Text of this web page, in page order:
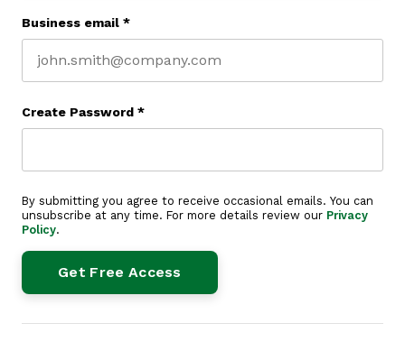
Business email *
Create Password *
By submitting you agree to receive occasional emails. You can
unsubscribe at any time. For more details review our Privacy
Policy.